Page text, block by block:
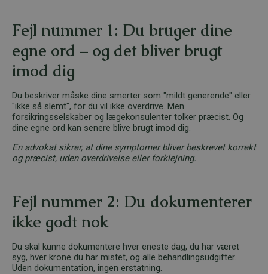
Fejl nummer 1: Du bruger dine
egne ord – og det bliver brugt
imod dig
Du beskriver måske dine smerter som "mildt generende" eller
"ikke så slemt", for du vil ikke overdrive. Men
forsikringsselskaber og lægekonsulenter tolker præcist. Og
dine egne ord kan senere blive brugt imod dig.
En advokat sikrer, at dine symptomer bliver beskrevet korrekt
og præcist, uden overdrivelse eller forklejning.
Fejl nummer 2: Du dokumenterer
ikke godt nok
Du skal kunne dokumentere hver eneste dag, du har været
syg, hver krone du har mistet, og alle behandlingsudgifter.
Uden dokumentation, ingen erstatning.